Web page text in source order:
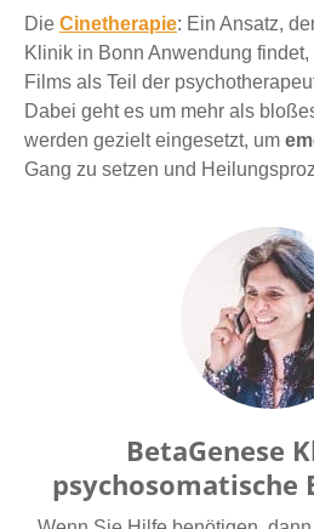
Die Cinetherapie: Ein Ansatz,
Klinik in Bonn Anwendung
Films als Teil der
Dabei geht es um mehr als
werden gezielt eingesetzt, um
Gang zu setzen und
BetaGenese
psychosomatische